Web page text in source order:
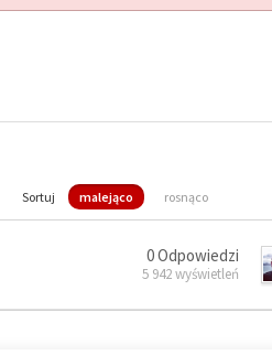
Sortuj malejąco rosnąco
0 Odpowiedzi
5 942 wyświetleń